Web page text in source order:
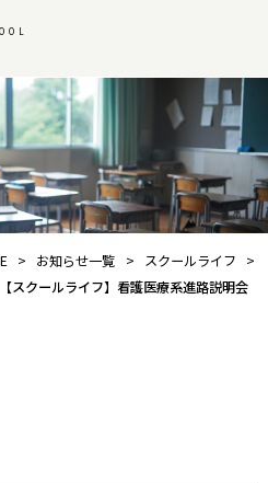
> お知らせ一覧 > スクールライフ
>
【スクールライフ】看護医療系進路説明会